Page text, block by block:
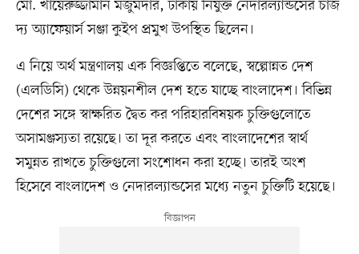
মো. খায়েরুজ্জামান মজুমদার, ঢাকায় নিযুক্ত নেদারল্যান্ডসের চার্জ
দ্য অ্যাফেয়ার্স সঞ্জা কুইপ প্রমুখ উপস্থিত ছিলেন।
এ নিয়ে অর্থ মন্ত্রণালয় এক বিজ্ঞপ্তিতে বলেছে, স্বল্পোন্নত দেশ
(এলডিসি) থেকে উন্নয়নশীল দেশ হতে যাচ্ছে বাংলাদেশ। বিভিন্ন
দেশের সঙ্গে স্বাক্ষরিত দ্বৈত কর পরিহারবিষয়ক চুক্তিগুলোতে
অসামঞ্জস্যতা রয়েছে। তা দূর করতে এবং বাংলাদেশের স্বার্থ
সমুন্নত রাখতে চুক্তিগুলো সংশোধন করা হচ্ছে। তারই অংশ
হিসেবে বাংলাদেশ ও নেদারল্যান্ডসের মধ্যে নতুন চুক্তিটি হয়েছে।